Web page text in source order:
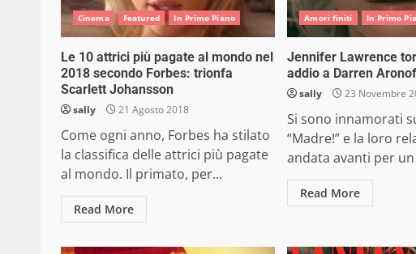
Cinema Featured In Primo Piano
Le 10 attrici più pagate al mondo nel
2018 secondo Forbes: trionfa
Scarlett Johansson
sally 21 Agosto 2018
Come ogni anno, Forbes ha stilato
la classifica delle attrici più pagate
al mondo. Il primato, per...
Read More
Amori finiti In Primo
Jennifer Lawrence
addio a Darren
sally 23 Novembre
Si sono innamorati
“Madre!” e la loro
andata avanti per
Read More